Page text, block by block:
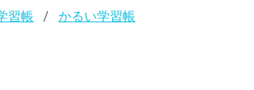
習帳 かるい学習帳